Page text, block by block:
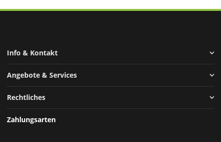
Info & Kontakt
Angebote & Services
Rechtliches
Zahlungsarten